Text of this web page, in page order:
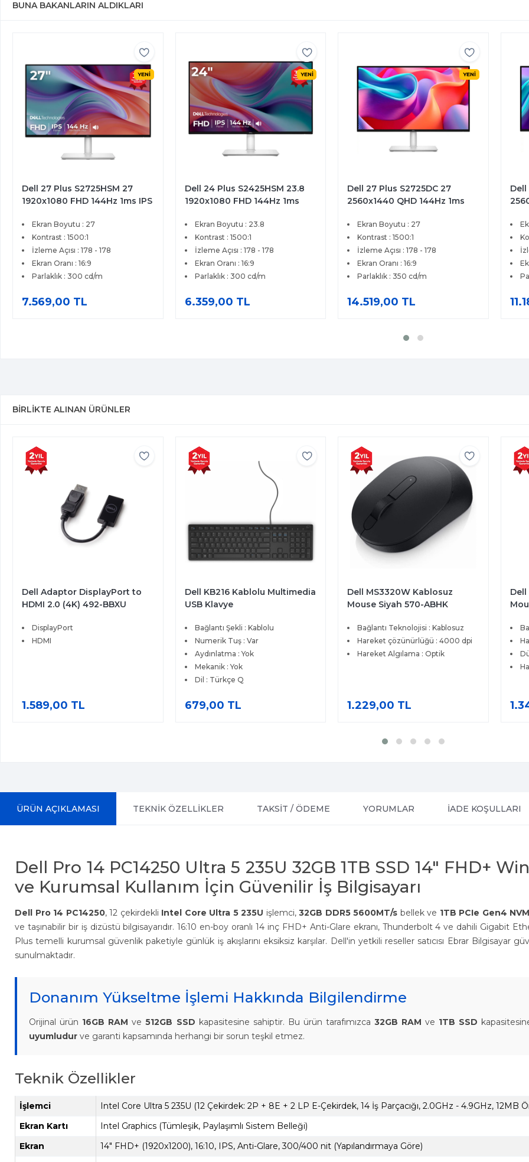
BUNA BAKANLARIN ALDIKLARI
YENİ
Dell 27 Plus S2725HSM 27
1920x1080 FHD 144Hz 1ms IPS
Pivot Monitor
Ekran Boyutu : 27
Kontrast : 1500:1
İzleme Açısı : 178 - 178
Ekran Oranı : 16:9
Parlaklık : 300 cd/m
7.569,00 TL
YENİ
Dell 24 Plus S2425HSM 23.8
1920x1080 FHD 144Hz 1ms
Profesyonel Monitör
Ekran Boyutu : 23.8
Kontrast : 1500:1
İzleme Açısı : 178 - 178
Ekran Oranı : 16:9
Parlaklık : 300 cd/m
6.359,00 TL
YENİ
Dell 27 Plus S2725DC 27
2560x1440 QHD 144Hz 1ms
Pivot Premium IPS Monitör
Ekran Boyutu : 27
Kontrast : 1500:1
İzleme Açısı : 178 - 178
Ekran Oranı : 16:9
Parlaklık : 350 cd/m
14.519,00 TL
Dell
BIRLIKTE ALINAN ÜRÜNLER
Dell Adaptor DisplayPort to
HDMI 2.0 (4K) 492-BBXU
DisplayPort
HDMI
1.589,00 TL
Dell KB216 Kablolu Multimedia
USB Klavye
Bağlantı Şekli : Kablolu
Numerik Tuş : Var
Aydınlatma : Yok
Mekanik : Yok
Dil : Türkçe Q
679,00 TL
Dell MS3320W Kablosuz
Mouse Siyah 570-ABHK
Bağlantı Teknolojisi : Kablosuz
Hareket çözünürlüğü : 4000 dpi
Hareket Algılama : Optik
1.229,00 TL
Dell
ÜRÜN AÇIKLAMASI TEKNİK ÖZELLİKLER TAKSİT / ÖDEME YORUMLAR İADE KOŞULLARI
Dell Pro 14 PC14250 Ultra 5 235U 32GB 1TB SSD 14" FHD+
ve Kurumsal Kullanım İçin Güvenilir İş Bilgisayarı
Dell Pro 14 PC14250, 12 çekirdekli Intel Core Ultra 5 235U işlemci, 32GB DDR5 5600MT/s bellek ve 1TB PCIe Gen4
ve taşınabilir bir iş dizüstü bilgisayarıdır. 16:10 en-boy oranlı 14 inç FHD+ Anti-Glare ekranı, Thunderbolt 4 ve dahili Gigabit
Plus temelli kurumsal güvenlik paketiyle günlük iş akışlarını eksiksiz karşılar. Dell'in yetkili reseller satıcısı Ebrar Bilgisayar
sunulmaktadır.
Donanım Yükseltme İşlemi Hakkında Bilgilendirme
Orijinal ürün 16GB RAM ve512GB SSD kapasitesine sahiptir. Bu ürün tarafımızca32GB RAM ve 1TB SSD
uyumludur ve garanti kapsamında herhangi bir sorun teşkil etmez.
Teknik Özellikler
İşlemci
Intel Core Ultra 5 235U (12 Çekirdek: 2P + 8E + 2 LP E-Çekirdek, 14 İş Parçacığı, 2.0GHz - 4.9GHz, 12MB
Ekran Kartı
Intel Graphics (Tümleşik, Paylaşımlı Sistem Belleği)
Ekran
14" FHD+ (1920x1200), 16:10, IPS, Anti-Glare, 300/400 nit (Yapılandırmaya Göre)